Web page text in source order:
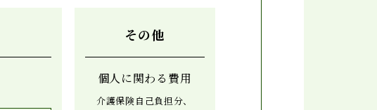
その他
個人に関わる費用
介護保険自己負担分、